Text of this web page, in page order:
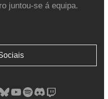
juntou-se á equipa.
Bluesky YouTube Spotify Discord Twitch